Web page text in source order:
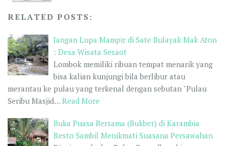
RELATED POSTS:
Jangan Lupa Mampir di Sate Bulayak Mak Aton
: Desa Wisata Sesaot
Lombok memiliki ribuan tempat menarik yang
bisa kalian kunjungi bila berlibur atau
merantau ke pulau yang terkenal dengan sebutan "Pulau
Seribu Masjid… Read More
Buka Puasa Bersama (Bukber) di Karambia
Resto Sambil Menikmati Suasana Persawahan